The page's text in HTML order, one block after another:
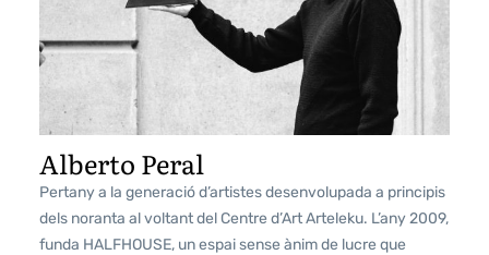
Alberto Peral
Pertany a la generació d’artistes desenvolupada a principis
dels noranta al voltant del Centre d’Art Arteleku. L’any 2009,
funda HALFHOUSE, un espai sense ànim de lucre que